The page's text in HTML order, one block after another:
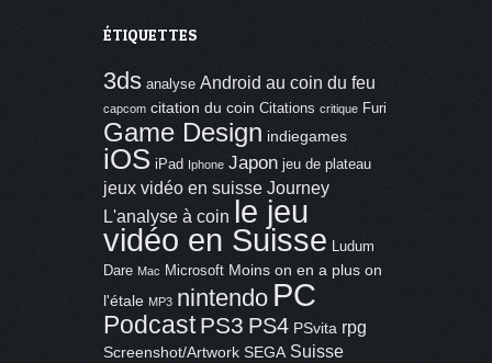
ÉTIQUETTES
3ds analyse Android au coin du feu
capcom citation du coin Citations critique Furi
Game Design indiegames
iOS iPad Iphone Japon jeu de plateau
jeux vidéo en suisse Journey
L'analyse à coin
le jeu
vidéo en Suisse Ludum
Dare Mac Microsoft Moins on en a plus on
l'étale MP3 nintendo PC
Podcast PS3 PS4 PSvita rpg
Screenshot/Artwork SEGA Suisse